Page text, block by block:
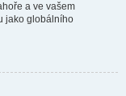
a ve vašem
jako globálního